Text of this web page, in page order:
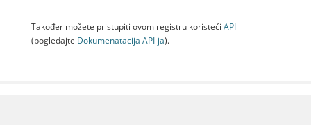
Također možete pristupiti ovom registru koristeći API
(pogledajte Dokumenаtаcijа API-jа).